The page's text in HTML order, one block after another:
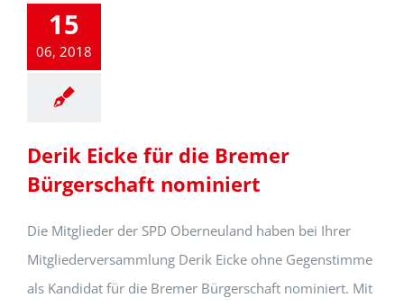
15
06, 2018
Derik Eicke für die Bremer
Bürgerschaft nominiert
Die Mitglieder der SPD Oberneuland haben bei Ihrer
Mitgliederversammlung Derik Eicke ohne Gegenstimme
als Kandidat für die Bremer Bürgerschaft nominiert. Mit